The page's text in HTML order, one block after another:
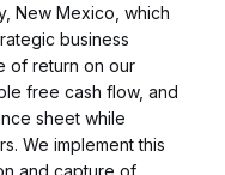
New Mexico, which
business
of return on our
free cash flow, and
sheet while
We implement this
and capture of